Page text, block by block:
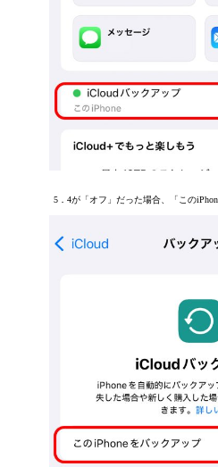
5．4が「オフ」だった場合、「この